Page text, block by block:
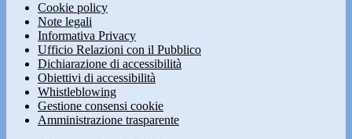
Cookie policy
Note legali
Informativa Privacy
Ufficio Relazioni con il Pubblico
Dichiarazione di accessibilità
Obiettivi di accessibilità
Whistleblowing
Gestione consensi cookie
Amministrazione trasparente